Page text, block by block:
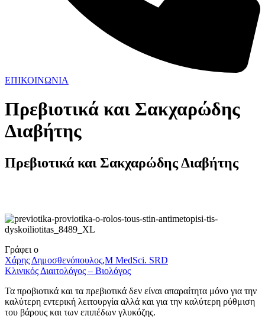
ΕΠΙΚΟΙΝΩΝΙΑ
Πρεβιοτικά και Σακχαρώδης
Διαβήτης
Πρεβιοτικά και Σακχαρώδης Διαβήτης
Γράφει o
Χάρης Δημοσθενόπουλος,M MedSci. SRD
Κλινικός Διαιτολόγος – Βιολόγος
Τα προβιοτικά και τα πρεβιοτικά δεν είναι απαραίτητα μόνο για την
καλύτερη εντερική λειτουργία αλλά και για την καλύτερη ρύθμιση
του βάρους και των επιπέδων γλυκόζης.